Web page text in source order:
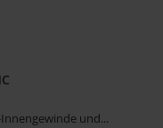
und...